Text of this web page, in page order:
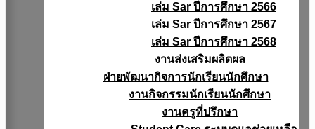
เล่ม Sar ปีการศึกษา 2566
เล่ม Sar ปีการศึกษา 2567
เล่ม Sar ปีการศึกษา 2568
งานส่งเสริมผลิตผล
ฝ่ายพัฒนากิจการนักเรียนนักศึกษา
งานกิจกรรมนักเรียนนักศึกษา
งานครูที่ปรึกษา